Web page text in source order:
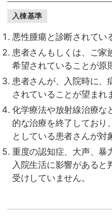
入棟基準
悪性腫瘍と診断されてい
患者さんもしくは、ご家
希望されていることが原
患者さんが、入院時に、
されていることが望まれ
化学療法や放射線治療な
的な治療を終了しており
としている患者さんが対
重度の認知症、大声、暴
入院生活に影響があると
受けしていません。